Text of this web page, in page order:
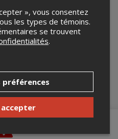
mandataire pour Créations Hit
en ligne et la vente de billets
», vous consentez
les types de témoins.
se trouvent
.
préférences